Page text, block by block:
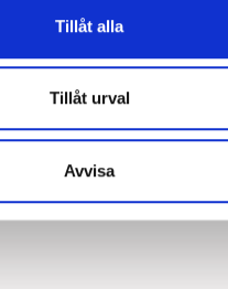
Tillåt alla
Tillåt urval
Avvisa